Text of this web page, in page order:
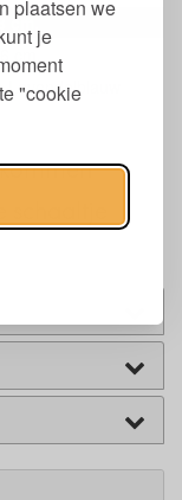
plaatsen we
je
"cookie
cm.
cm.